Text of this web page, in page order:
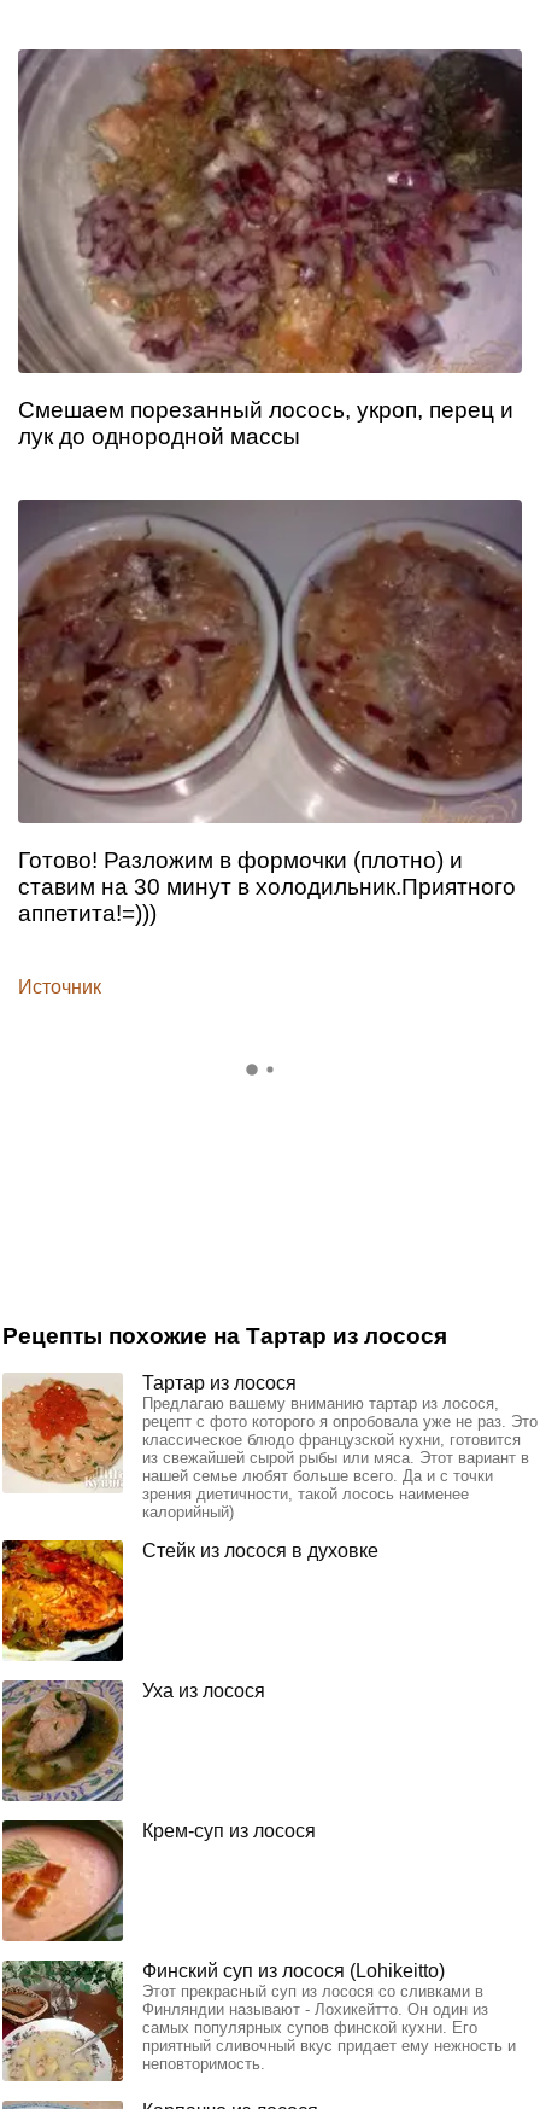
Смешаем порезанный лосось, укроп, перец и
лук до однородной массы
Готово! Разложим в формочки (плотно) и
ставим на 30 минут в холодильник.Приятного
аппетита!=)))
Источник
Рецепты похожие на Тартар из лосося
Тартар из лосося
Предлагаю вашему вниманию тартар из лосося,
рецепт с фото которого я опробовала уже не раз. Это
классическое блюдо французской кухни, готовится
из свежайшей сырой рыбы или мяса. Этот вариант в
нашей семье любят больше всего. Да и с точки
зрения диетичности, такой лосось наименее
калорийный)
Стейк из лосося в духовке
Уха из лосося
Крем-суп из лосося
Финский суп из лосося (Lohikeitto)
Этот прекрасный суп из лосося со сливками в
Финляндии называют - Лохикейтто. Он один из
самых популярных супов финской кухни. Его
приятный сливочный вкус придает ему нежность и
неповторимость.